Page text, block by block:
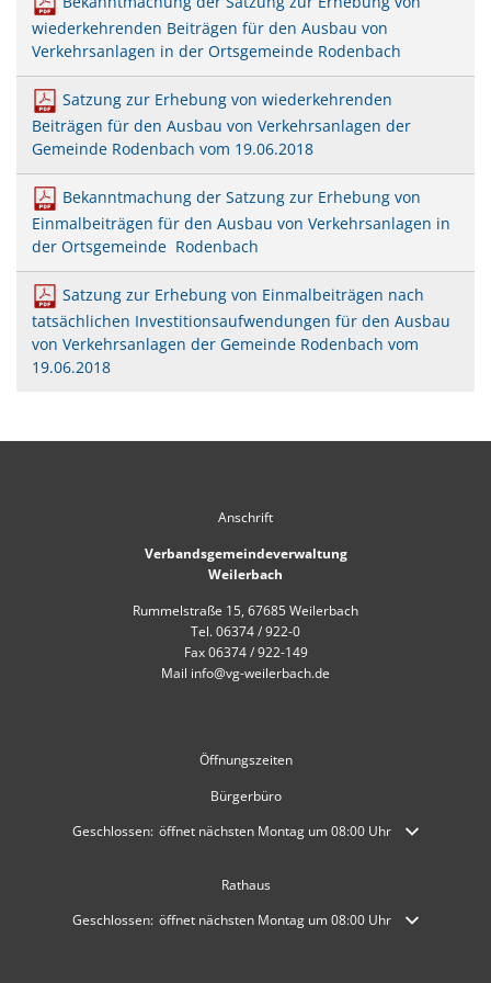
Kneippbecken
US-Hospital Weilerbach
Interessenbekundung
Mobilität
Historie
Klimaschutzlinks
Nahwärmenetz Grundschule
wiederkehrenden Beiträgen für den Ausbau von
Verkehrsanlagen in der Ortsgemeinde Rodenbach
Satzung zur Erhebung von wiederkehrenden
Beiträgen für den Ausbau von Verkehrsanlagen der
Gemeinde Rodenbach vom 19.06.2018
Bekanntmachung der Satzung zur Erhebung von
Einmalbeiträgen für den Ausbau von Verkehrsanlagen in
der Ortsgemeinde Rodenbach
Satzung zur Erhebung von Einmalbeiträgen nach
tatsächlichen Investitionsaufwendungen für den Ausbau
von Verkehrsanlagen der Gemeinde Rodenbach vom
19.06.2018
Anschrift
Verbandsgemeindeverwaltung
Weilerbach
Rummelstraße 15, 67685 Weilerbach
Tel. 06374 / 922-0
Fax 06374 / 922-149
Mail info@vg-weilerbach.de
Öffnungszeiten
Bürgerbüro
Klicken, um weitere Öffnungs- oder Schließzeiten auszublenden
Geschlossen: öffnet nächsten Montag um 08:00 Uhr
Rathaus
Klicken, um weitere Öffnungs- oder Schließzeiten auszublenden
Geschlossen: öffnet nächsten Montag um 08:00 Uhr